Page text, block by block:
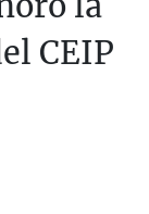
CEIP